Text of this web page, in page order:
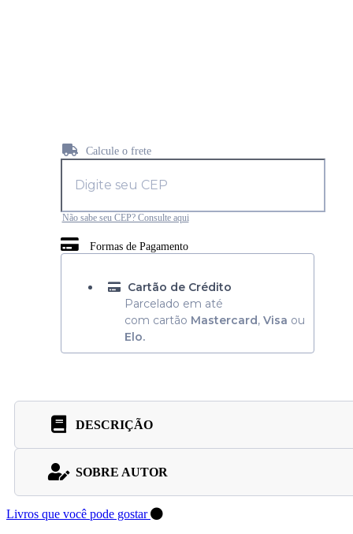
Calcule o frete
Não sabe seu CEP? Consulte aqui
Formas de Pagamento
Cartão de Crédito
Parcelado em até
com cartão Mastercard, Visa ou
Elo.
DESCRIÇÃO
SOBRE AUTOR
Livros que você pode gostar